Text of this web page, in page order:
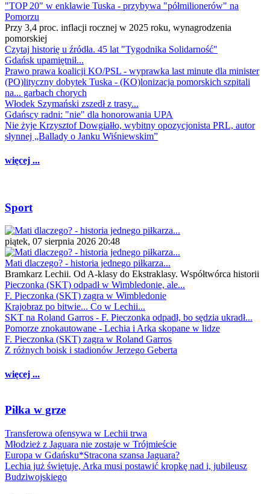
"TOP 20" w enklawie Tuska - przybywa "półmilionerów" na
Pomorzu
Przy 3,4 proc. inflacji rocznej w 2025 roku, wynagrodzenia
pomorskiej
Czytaj historię u źródła. 45 lat "Tygodnika Solidarność"
Gdańsk upamiętnił...
Prawo prawa koalicji KO/PSL - wyprawka last minute dla minister
(PO)lityczny dobytek Tuska - (KO)lonizacja pomorskich szpitali
na... garbach chorych
Włodek Szymański zszedł z trasy...
Gdańscy radni: "nie" dla honorowania UPA
Nie żyje Krzysztof Dowgiałło, wybitny opozycjonista PRL, autor
słynnej „Ballady o Janku Wiśniewskim”
więcej ...
Sport
piątek, 07 sierpnia 2026 20:48
Mati dlaczego? - historia jednego piłkarza...
Bramkarz Lechii. Od A-klasy do Ekstraklasy. Współtwórca historii
Pieczonka (SKT) odpadł w Wimbledonie, ale...
F. Pieczonka (SKT) zagra w Wimbledonie
Krajobraz po bitwie... Co w Lechii...
SKT na Roland Garros - F. Pieczonka odpadł, bo sędzia ukradł...
Pomorze znokautowane - Lechia i Arka skopane w lidze
F. Pieczonka (SKT) zagra w Roland Garros
Z różnych boisk i stadionów Jerzego Geberta
więcej ...
Piłka w grze
Transferowa ofensywa w Lechii trwa
Młodzież z Jaguara nie zostaje w Trójmieście
Europa w Gdańsku*Stracona szansa Jaguara?
Lechia już świętuje, Arka musi postawić kropkę nad i, jubileusz
Budziwojskiego